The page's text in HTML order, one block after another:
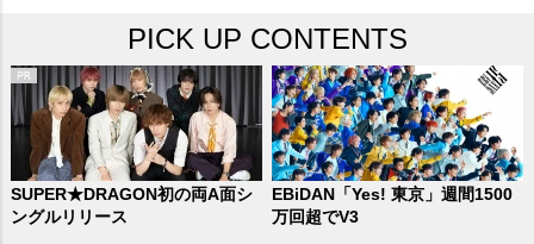
PICK UP CONTENTS
SUPER★DRAGON初の両A面シ
ングルリリース
EBiDAN「Yes! 東京」週間1500
万回超でV3